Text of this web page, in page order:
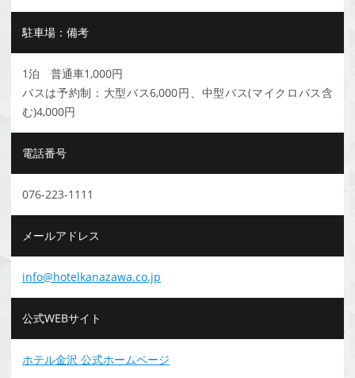
駐車場：備考
1泊 普通車1,000円
バスは予約制：大型バス6,000円、中型バス(マイクロバス含
む)4,000円
電話番号
076-223-1111
メールアドレス
info@hotelkanazawa.co.jp
公式WEBサイト
ホテル金沢 公式ホームページ